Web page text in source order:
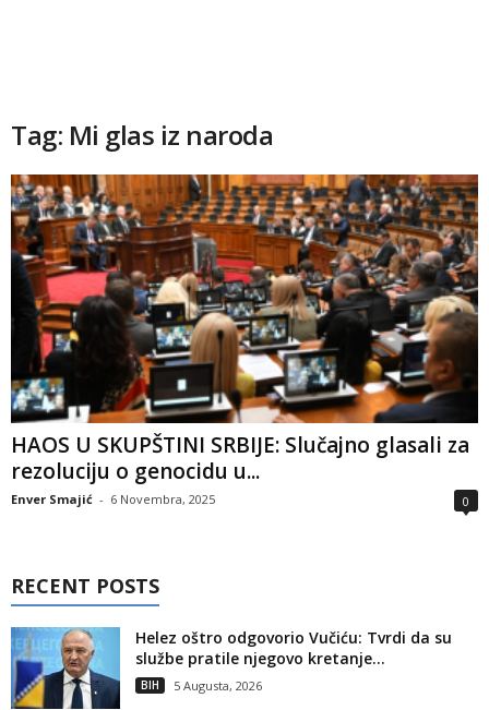
Tag: Mi glas iz naroda
HAOS U SKUPŠTINI SRBIJE: Slučajno glasali za
rezoluciju o genocidu u...
Enver Smajić - 6 Novembra, 2025 0
RECENT POSTS
Helez oštro odgovorio Vučiću: Tvrdi da su
službe pratile njegovo kretanje...
BIH 5 Augusta, 2026